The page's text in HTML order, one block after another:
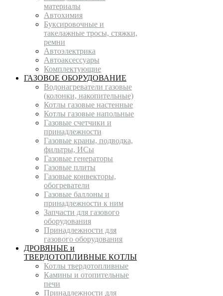
материалы
Автохимия
Буксировочные и
такелажные тросы, стяжки,
ремни
Автоэлектрика
Автоаксессуары
Комплектующие
ГАЗОВОЕ ОБОРУДОВАНИЕ
Водонагреватели газовые
(колонки, накопительные)
Котлы газовые настенные
Котлы газовые напольные
Газовые счетчики и
принадлежности
Газовые краны, подводка,
фильтры, ИСы
Газовые генераторы
Газовые плиты
Газовые конвекторы,
обогреватели
Газовые баллоны и
принадлежности к ним
Запчасти для газового
оборудования
Принадлежности для
газового оборудования
ДРОВЯНЫЕ и
ТВЕРДОТОПЛИВНЫЕ КОТЛЫ
Котлы твердотопливные
Камины и отопительные
печи
Принадлежности для